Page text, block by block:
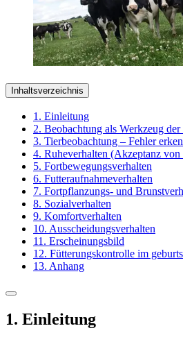
Inhaltsverzeichnis
1. Einleitung
2. Beobachtung als Werkzeug
3. Tierbeobachtung – Fehler
4. Ruheverhalten (Akzeptanz
5. Fortbewegungsverhalten
6. Futteraufnahmeverhalten
7. Fortpflanzungs- und
8. Sozialverhalten
9. Komfortverhalten
10. Ausscheidungsverhalten
11. Erscheinungsbild
12. Fütterungskontrolle im
13. Anhang
1. Einleitung